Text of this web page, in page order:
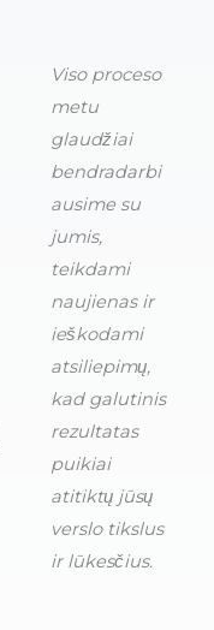
Viso proceso
metu
glaudžiai
bendradarbi
ausime su
jumis,
teikdami
naujienas ir
ieškodami
atsiliepimų,
kad galutinis
rezultatas
puikiai
atitiktų jūsų
verslo tikslus
ir lūkesčius.